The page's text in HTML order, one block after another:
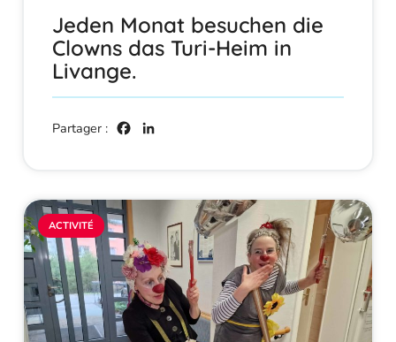
Jeden Monat besuchen die
Clowns das Turi-Heim in
Livange.
ACTIVITÉ